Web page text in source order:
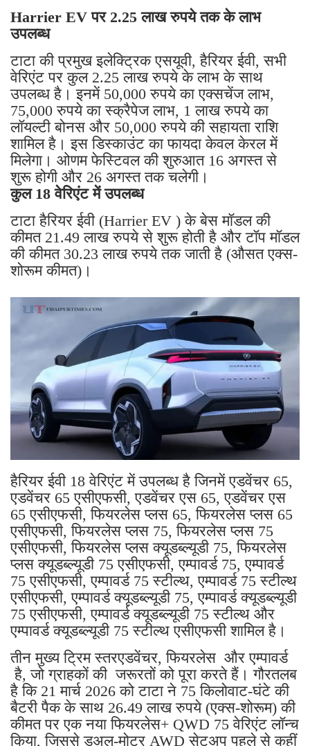
Harrier EV पर 2.25 लाख रुपये तक के लाभ
उपलब्ध
टाटा की प्रमुख इलेक्ट्रिक एसयूवी, हैरियर ईवी, सभी
वेरिएंट पर कुल 2.25 लाख रुपये के लाभ के साथ
उपलब्ध है। इनमें 50,000 रुपये का एक्सचेंज लाभ,
75,000 रुपये का स्क्रैपेज लाभ, 1 लाख रुपये का
लॉयल्टी बोनस और 50,000 रुपये की सहायता राशि
शामिल है। इस डिस्काउंट का फायदा केवल केरल में
मिलेगा। ओणम फेस्टिवल की शुरुआत 16 अगस्त से
शुरू होगी और 26 अगस्त तक चलेगी।
कुल 18 वेरिएंट में उपलब्ध
टाटा हैरियर ईवी (Harrier EV ) के बेस मॉडल की
कीमत 21.49 लाख रुपये से शुरू होती है और टॉप मॉडल
की कीमत 30.23 लाख रुपये तक जाती है (औसत एक्स-
शोरूम कीमत)।
हैरियर ईवी 18 वेरिएंट में उपलब्ध है जिनमें एडवेंचर 65,
एडवेंचर 65 एसीएफसी, एडवेंचर एस 65, एडवेंचर एस
65 एसीएफसी, फियरलेस प्लस 65, फियरलेस प्लस 65
एसीएफसी, फियरलेस प्लस 75, ​​फियरलेस प्लस 75
एसीएफसी, फियरलेस प्लस क्यूडब्ल्यूडी 75, फियरलेस
प्लस क्यूडब्ल्यूडी 75 एसीएफसी, एम्पावर्ड 75, एम्पावर्ड
75 एसीएफसी, एम्पावर्ड 75 स्टील्थ, एम्पावर्ड 75 स्टील्थ
एसीएफसी, एम्पावर्ड क्यूडब्ल्यूडी 75, एम्पावर्ड क्यूडब्ल्यूडी
75 एसीएफसी, एम्पावर्ड क्यूडब्ल्यूडी 75 स्टील्थ और
एम्पावर्ड क्यूडब्ल्यूडी 75 स्टील्थ एसीएफसी शामिल है।
तीन मुख्य ट्रिम स्तरएडवेंचर, फियरलेस और एम्पावर्ड
है, जो ग्राहकों की जरूरतों को पूरा करते हैं। गौरतलब
है कि 21 मार्च 2026 को टाटा ने 75 किलोवाट-घंटे की
बैटरी पैक के साथ 26.49 लाख रुपये (एक्स-शोरूम) की
कीमत पर एक नया फियरलेस+ QWD 75 वेरिएंट लॉन्च
किया, जिससे डुअल-मोटर AWD सेटअप पहले से कहीं